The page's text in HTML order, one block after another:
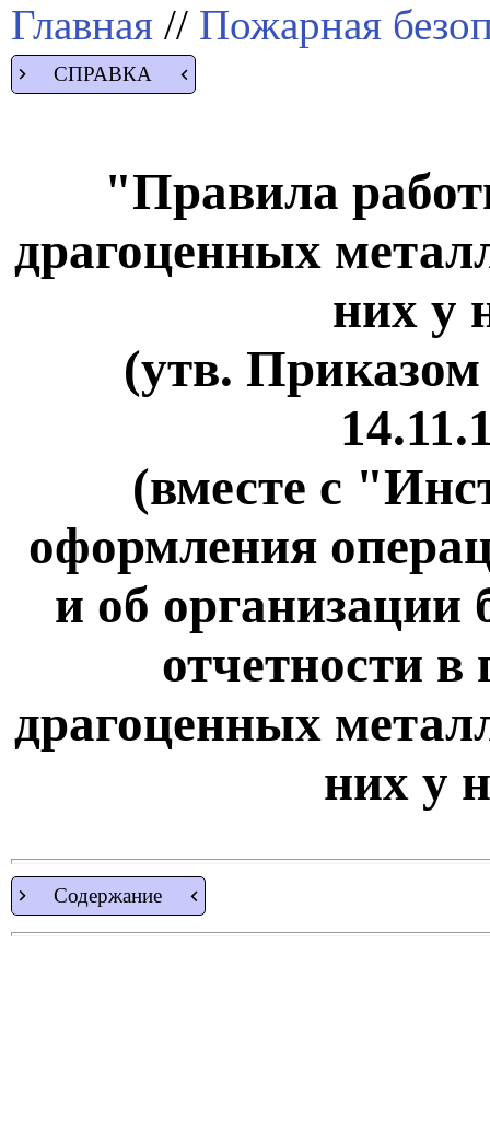
Главная // Пожарная
СПРАВКА
"Правила
драгоценных
них у
(утв.
(вместе с
оформления
и об организации
отчетности в
драгоценных
них у
Содержание